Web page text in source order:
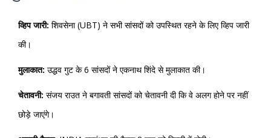
व्हिप जारी: शिवसेना (UBT) ने सभी सांसदों को उपस्थित रहने के लिए व्हिप जारी
की।
मुलाकात: उद्धव गुट के 6 सांसदों ने एकनाथ शिंदे से मुलाकात की।
चेतावनी: संजय राउत ने बगावती सांसदों को चेतावनी दी कि वे अलग होने पर नहीं
छोड़े जाएंगे।